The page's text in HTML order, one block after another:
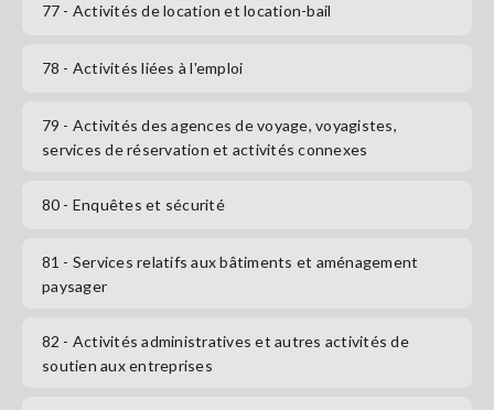
77 - Activités de location et location-bail
78 - Activités liées à l'emploi
79 - Activités des agences de voyage, voyagistes,
services de réservation et activités connexes
80 - Enquêtes et sécurité
81 - Services relatifs aux bâtiments et aménagement
paysager
82 - Activités administratives et autres activités de
soutien aux entreprises